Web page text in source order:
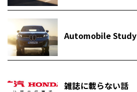
Automobile Study
雑誌に載らない話